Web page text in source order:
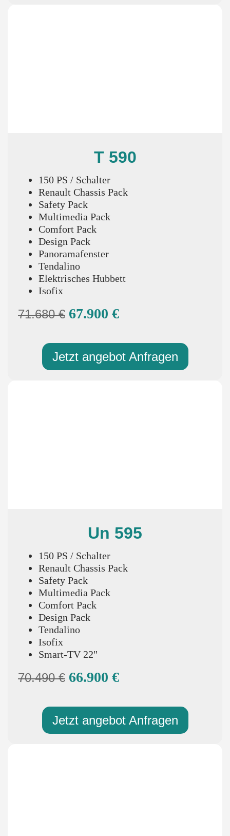
T 590
150 PS / Schalter
Renault Chassis Pack
Safety Pack
Multimedia Pack
Comfort Pack
Design Pack
Panoramafenster
Tendalino
Elektrisches Hubbett
Isofix
71.680 € 67.900 €
Jetzt angebot Anfragen
Un 595
150 PS / Schalter
Renault Chassis Pack
Safety Pack
Multimedia Pack
Comfort Pack
Design Pack
Tendalino
Isofix
Smart-TV 22"
70.490 € 66.900 €
Jetzt angebot Anfragen